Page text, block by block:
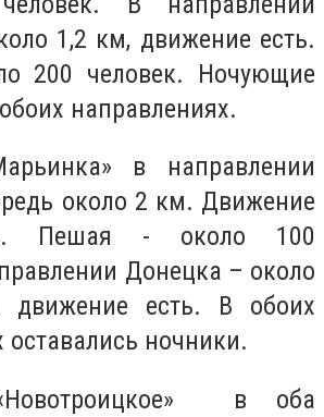
1,2 км, движение есть.
200 человек. Ночующие
направлениях.
в направлении
около 2 км. Движение
Пешая - около 100
Донецка – около
движение есть. В обоих
оставались ночники.
в оба